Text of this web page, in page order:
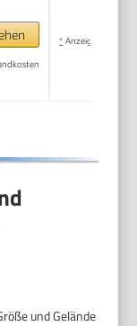
* Anzeige
und Gelände